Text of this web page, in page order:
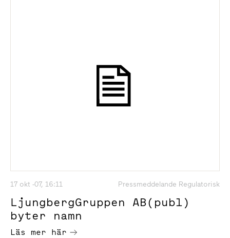
17 okt -07, 16:11 Pressmeddelande Regulatorisk
LjungbergGruppen AB(publ)
byter namn
Läs mer här